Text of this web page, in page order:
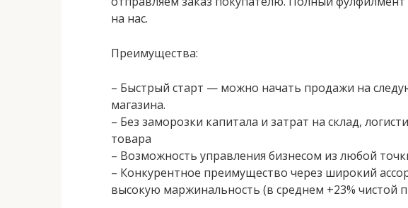
на нас.
Преимущества:
– Быстрый старт — можно начать продажи на
магазина.
– Без заморозки капитала и затрат на склад,
товара
– Возможность управления бизнесом из любой
– Конкурентное преимущество через широкий
высокую маржинальность (в среднем +23% чистой